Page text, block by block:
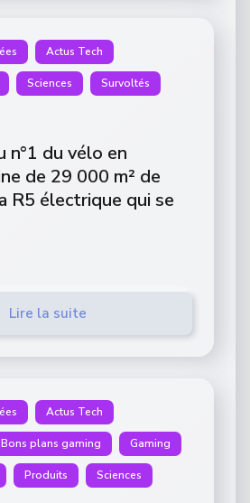
Actus Tech
Sciences Survoltés
n°1 du vélo en
de 29 000 m² de
R5 électrique qui se
Lire la suite
Actus Tech
Bons plans gaming Gaming
Produits Sciences